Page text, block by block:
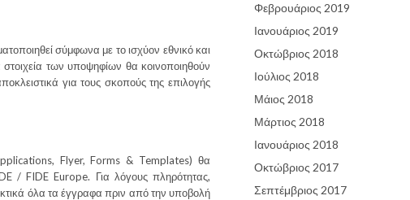
σύμφωνα με το ισχύον εθνικό και
των υποψηφίων θα κοινοποιηθούν
για τους σκοπούς της επιλογής
Flyer, Forms & Templates) θα
/ FIDE Europe. Για λόγους πληρότητας,
όλα τα έγγραφα πριν από την υποβολή
Φεβρουάριος 2019
Ιανουάριος 2019
Οκτώβριος 2018
Ιούλιος 2018
Μάιος 2018
Μάρτιος 2018
Ιανουάριος 2018
Οκτώβριος 2017
Σεπτέμβριος 2017